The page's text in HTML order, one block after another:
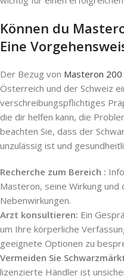
Können du
Eine
Der Bezug von Masteron
Österreich und der Schweiz
verschreibungspflichtiges
die dir helfen kann, die
beachten Sie, dass der
unzulässig ist und
Recherche zum Bereich :
Masteron, seine Wirkung
Nebenwirkungen.
Arzt konsultieren: Ein
um Ihre körperliche
geeignete Optionen zu
Vermeiden Sie
lizenzierte Händler ist